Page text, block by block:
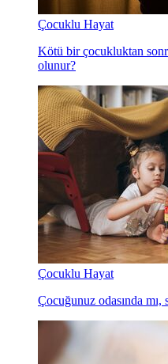
Çocuklu Hayat
Kötü bir çocukluktan
olunur?
Çocuklu Hayat
Çocuğunuz odasında